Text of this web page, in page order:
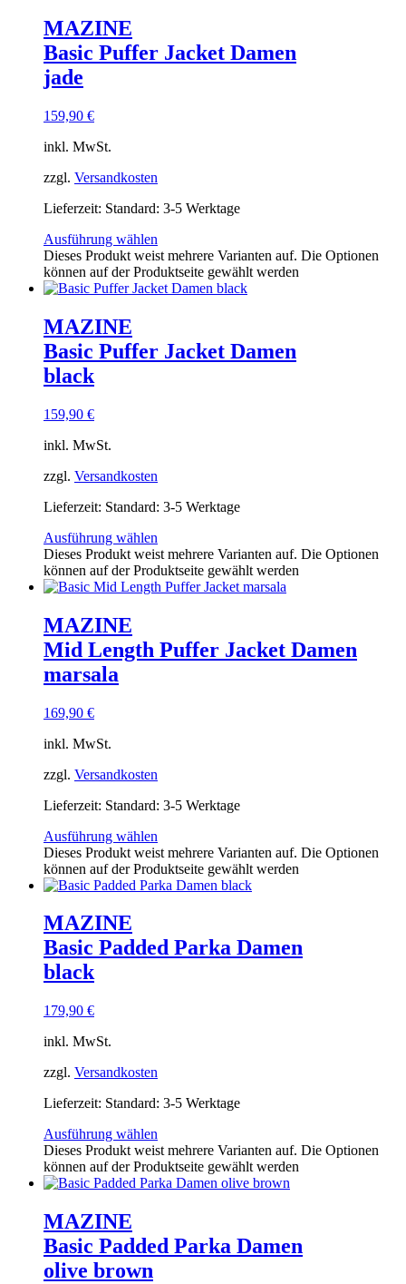
MAZINE
Basic Puffer Jacket Damen
jade
159,90 €
inkl. MwSt.
zzgl. Versandkosten
Lieferzeit: Standard: 3-5 Werktage
Ausführung wählen
Dieses Produkt weist mehrere Varianten auf. Die Optionen
können auf der Produktseite gewählt werden
MAZINE
Basic Puffer Jacket Damen
black
159,90 €
inkl. MwSt.
zzgl. Versandkosten
Lieferzeit: Standard: 3-5 Werktage
Ausführung wählen
Dieses Produkt weist mehrere Varianten auf. Die Optionen
können auf der Produktseite gewählt werden
MAZINE
Mid Length Puffer Jacket Damen
marsala
169,90 €
inkl. MwSt.
zzgl. Versandkosten
Lieferzeit: Standard: 3-5 Werktage
Ausführung wählen
Dieses Produkt weist mehrere Varianten auf. Die Optionen
können auf der Produktseite gewählt werden
MAZINE
Basic Padded Parka Damen
black
179,90 €
inkl. MwSt.
zzgl. Versandkosten
Lieferzeit: Standard: 3-5 Werktage
Ausführung wählen
Dieses Produkt weist mehrere Varianten auf. Die Optionen
können auf der Produktseite gewählt werden
MAZINE
Basic Padded Parka Damen
olive brown